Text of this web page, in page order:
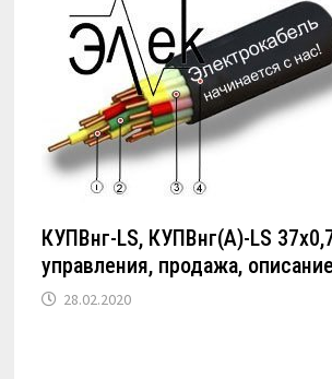
КУПВнг-LS, КУПВнг(А)-LS
управления, продажа, описание
28.02.2020